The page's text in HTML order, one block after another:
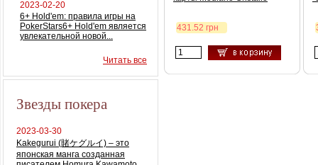
2023-02-20
6+ Hold'em: правила игры на
PokerStars6+ Hold'em является
увлекательной новой...
Читать все
Звезды покера
2023-03-30
Kakegurui (賭ケグルイ) – это
японская манга созданная
431.52 грн